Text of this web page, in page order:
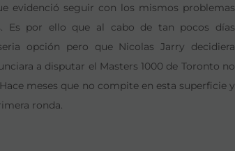
evidenció seguir con los mismos problemas
Es por ello que al cabo de tan pocos días
opción pero que Nicolas Jarry decidiera
a disputar el Masters 1000 de Toronto no
meses que no compite en esta superficie y
ronda.